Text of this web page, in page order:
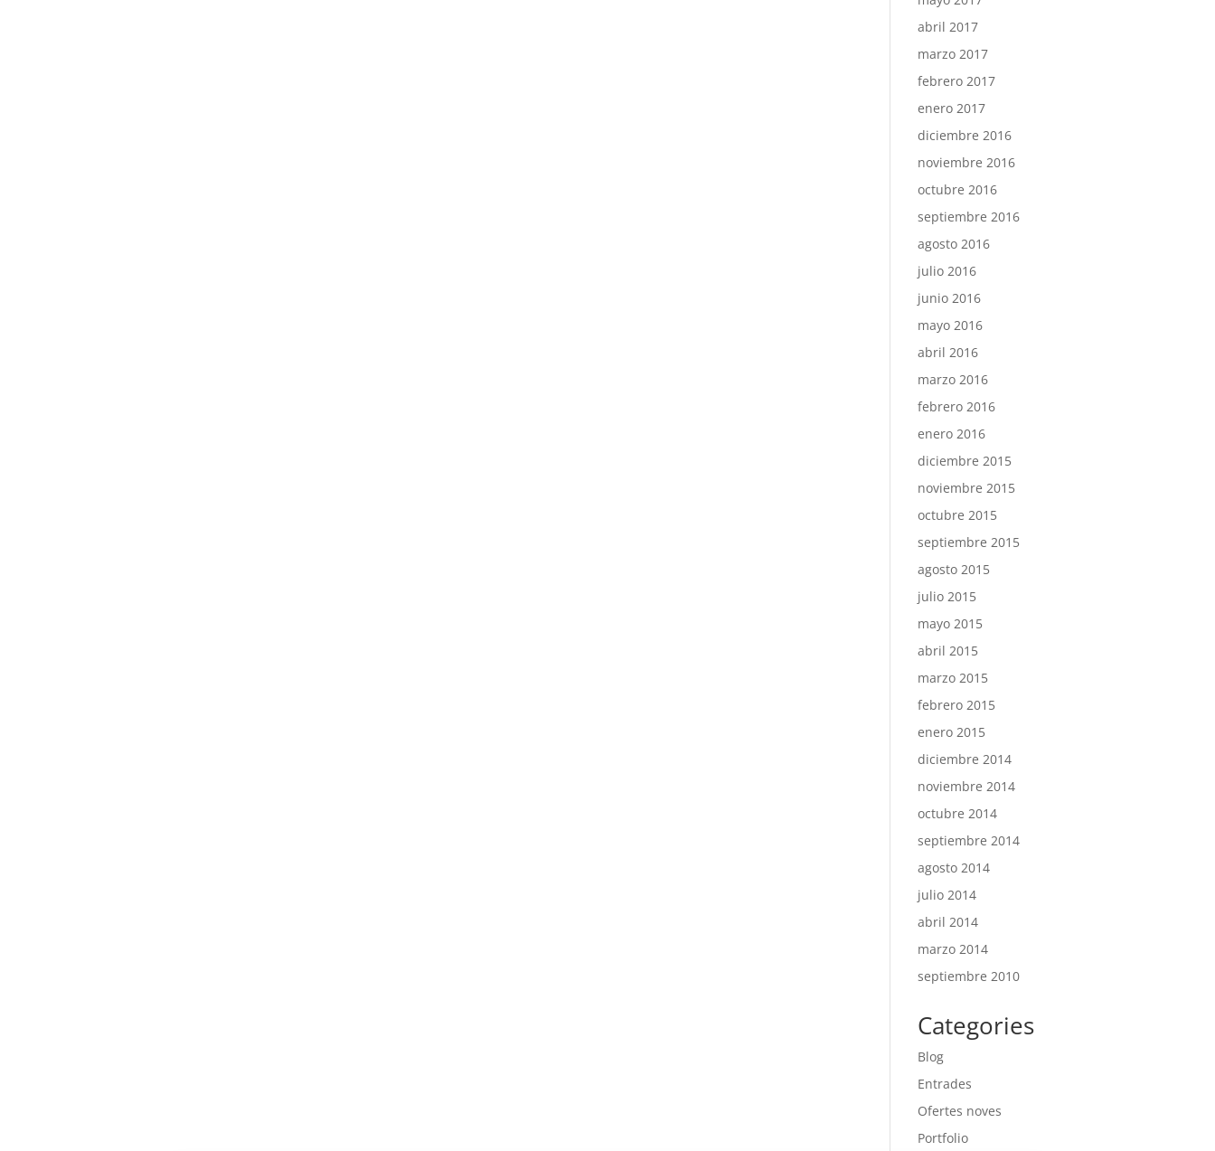
abril 2017
marzo 2017
febrero 2017
enero 2017
diciembre 2016
noviembre 2016
octubre 2016
septiembre 2016
agosto 2016
julio 2016
junio 2016
mayo 2016
abril 2016
marzo 2016
febrero 2016
enero 2016
diciembre 2015
noviembre 2015
octubre 2015
septiembre 2015
agosto 2015
julio 2015
mayo 2015
abril 2015
marzo 2015
febrero 2015
enero 2015
diciembre 2014
noviembre 2014
octubre 2014
septiembre 2014
agosto 2014
julio 2014
abril 2014
marzo 2014
septiembre 2010
Categories
Blog
Entrades
Ofertes noves
Portfolio